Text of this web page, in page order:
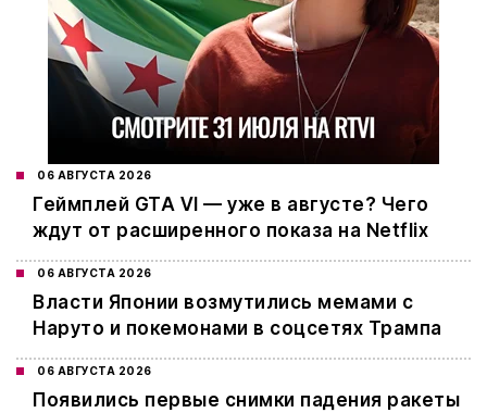
06 АВГУСТА 2026
Геймплей GTA VI — уже в августе? Чего
ждут от расширенного показа на Netflix
06 АВГУСТА 2026
Власти Японии возмутились мемами с
Наруто и покемонами в соцсетях Трампа
06 АВГУСТА 2026
Появились первые снимки падения ракеты